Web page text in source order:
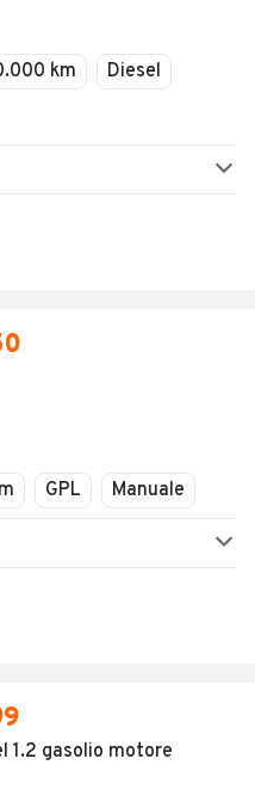
km
Diesel
GPL Manuale
1.2 gasolio motore